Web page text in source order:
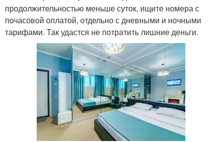
продолжительностью меньше суток, ищите номера с
почасовой оплатой, отдельно с дневными и ночными
тарифами. Так удастся не потратить лишние деньги.